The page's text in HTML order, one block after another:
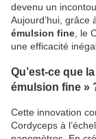
devenu un
Aujourd’hui, grâce
émulsion fine , le
une efficacité
Qu’est-ce que
émulsion fine »
Cette innovation
Cordyceps à